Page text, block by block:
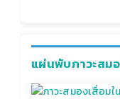
แผ่นพับภาวะสม